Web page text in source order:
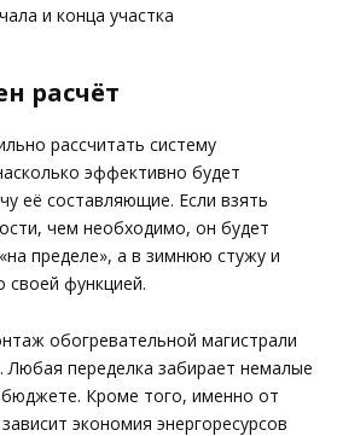
и конца участка
расчёт
рассчитать систему
эффективно будет
её составляющие. Если взять
чем необходимо, он будет
пределе», а в зимнюю стужу и
своей функцией.
обогревательной магистрали
Любая переделка забирает немалые
Кроме того, именно от
экономия энергоресурсов